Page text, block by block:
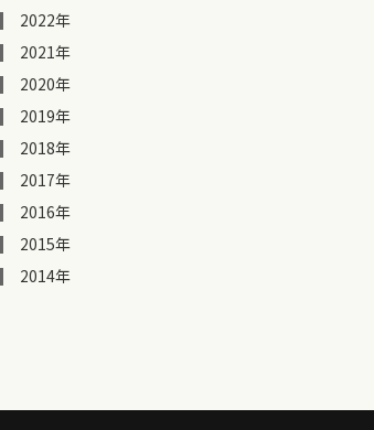
2022年
2021年
2020年
2019年
2018年
2017年
2016年
2015年
2014年